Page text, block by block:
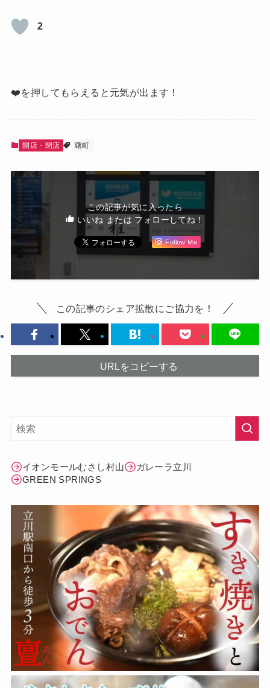
2
❤️を押してもらえると元気が出ます！
開店・閉店 曙町
この記事が気に入ったら
いいね または フォローしてね！
Follow Me
この記事のシェア拡散にご協力を！
URLをコピーする
イオンモールむさし村山
ガレーラ立川
GREEN SPRINGS